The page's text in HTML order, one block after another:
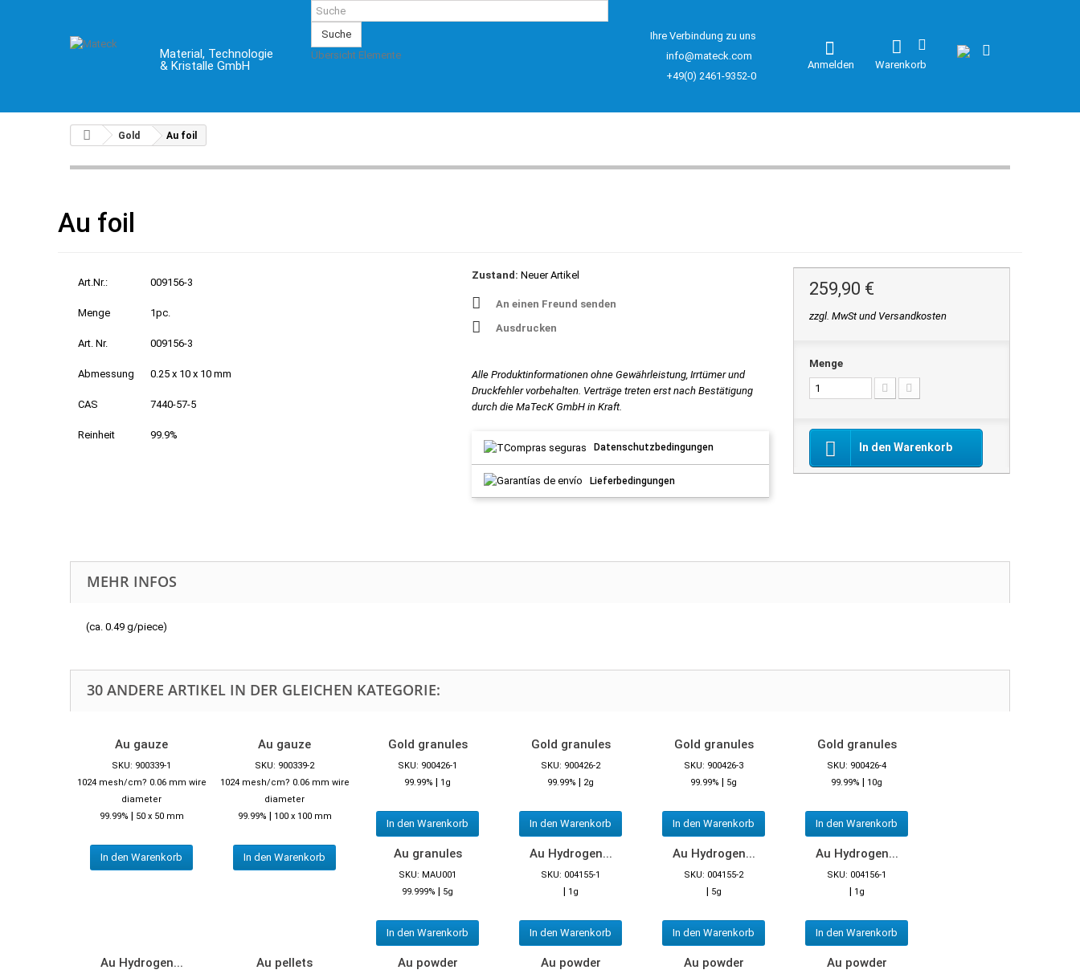
Material, Technologie
& Kristalle GmbH
Suche
Übersicht Elemente
Ihre Verbindung zu uns
info@mateck.com
+49(0) 2461-9352-0
Warenkorb
Anmelden
Gold Au foil
Au foil
Art.Nr.: 009156-3
Menge 1pc.
Art. Nr. 009156-3
Abmessung 0.25 x 10 x 10 mm
CAS 7440-57-5
Reinheit 99.9%
Zustand: Neuer Artikel
An einen Freund senden
Ausdrucken
Alle Produktinformationen ohne Gewährleistung, Irrtümer und
Druckfehler vorbehalten. Verträge treten erst nach Bestätigung
durch die MaTecK GmbH in Kraft.
Datenschutzbedingungen
Lieferbedingungen
259,90 €
zzgl. MwSt und Versandkosten
Menge
In den Warenkorb
MEHR INFOS
(ca. 0.49 g/piece)
30 ANDERE ARTIKEL IN DER GLEICHEN KATEGORIE:
Au gauze
SKU: 900339-1
1024 mesh/cm? 0.06 mm wire
diameter
99.99% | 50 x 50 mm
In den Warenkorb
Au gauze
SKU: 900339-2
1024 mesh/cm? 0.06 mm wire
diameter
99.99% | 100 x 100 mm
In den Warenkorb
Gold granules
SKU: 900426-1
99.99% | 1g
In den Warenkorb
Gold granules
SKU: 900426-2
99.99% | 2g
In den Warenkorb
Gold granules
SKU: 900426-3
99.99% | 5g
In den Warenkorb
Gold granules
SKU: 900426-4
99.99% | 10g
In den Warenkorb
Au granules
SKU: MAU001
99.999% | 5g
In den Warenkorb
Au Hydrogen...
SKU: 004155-1
| 1g
In den Warenkorb
Au Hydrogen...
SKU: 004155-2
| 5g
In den Warenkorb
Au Hydrogen...
SKU: 004156-1
| 1g
In den Warenkorb
Au Hydrogen... Au pellets Au powder Au powder Au powder Au powder